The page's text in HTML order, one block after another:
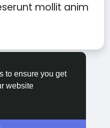
to ensure you get
website
mollit anim
English